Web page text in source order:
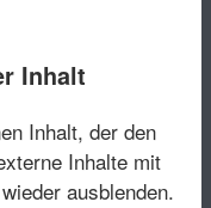
Inhalt
Inhalt, der den
Inhalte mit
ausblenden.